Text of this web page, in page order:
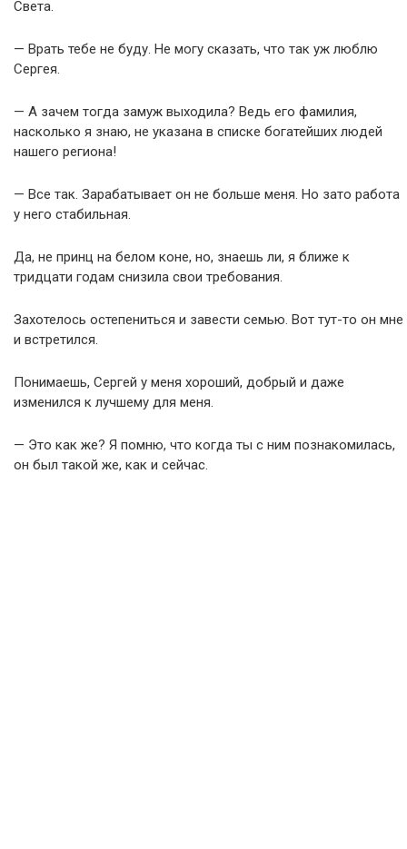
Света.
— Врать тебе не буду. Не могу сказать, что так уж люблю
Сергея.
— А зачем тогда замуж выходила? Ведь его фамилия,
насколько я знаю, не указана в списке богатейших людей
нашего региона!
— Все так. Зарабатывает он не больше меня. Но зато работа
у него стабильная.
Да, не принц на белом коне, но, знаешь ли, я ближе к
тридцати годам снизила свои требования.
Захотелось остепениться и завести семью. Вот тут-то он мне
и встретился.
Понимаешь, Сергей у меня хороший, добрый и даже
изменился к лучшему для меня.
— Это как же? Я помню, что когда ты с ним познакомилась,
он был такой же, как и сейчас.